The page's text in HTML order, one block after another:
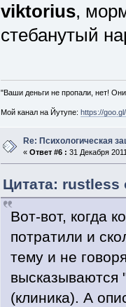
viktorius,
стебанутый
"Ваши деньги не пропали, нет!
Мой канал на Йутупе: https://
Re: Психологическая
« Ответ #6 : 31 Декабря
Цитата: rustless
Вот-вот, когда
потратили и
тему и не
высказываются
(клиника). А